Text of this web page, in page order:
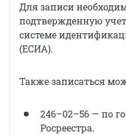
Для записи
подтвержденную
системе
(ЕСИА).
Также записаться
246–02–56 — по
Росреестра.